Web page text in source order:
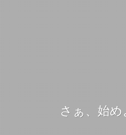
さぁ、始め